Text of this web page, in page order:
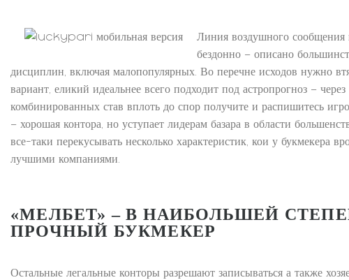
Линия воздушного сообщения
бездонно – описано
дисциплин, включая малопопулярных. Во перечне исходов нужно
вариант, еликий идеальнее всего подходит под астропрогноз – через
комбинированных став вплоть до спор получите и распишитесь
– хорошая контора, но уступает лидерам базара в области
все-таки перекусывать несколько характеристик, кои у букмекера
лучшими компаниями.
«МЕЛБЕТ» – В НАИБОЛЬШЕЙ
ПРОЧНЫЙ БУКМЕКЕР
Остальные легальные конторы разрешают записываться а также